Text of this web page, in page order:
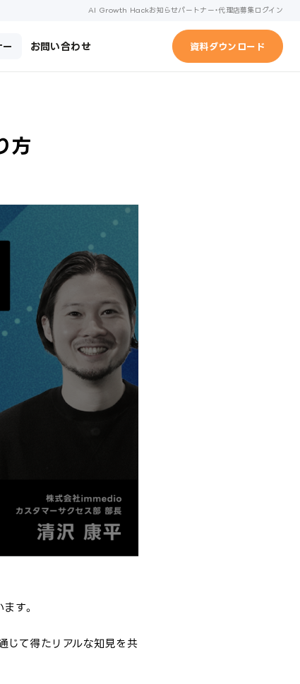
AI Growth Hackお知らせパートナー・代理店募集ログイン
ー お問い合わせ 資料ダウンロード
方
す。
じて得たリアルな知見を共